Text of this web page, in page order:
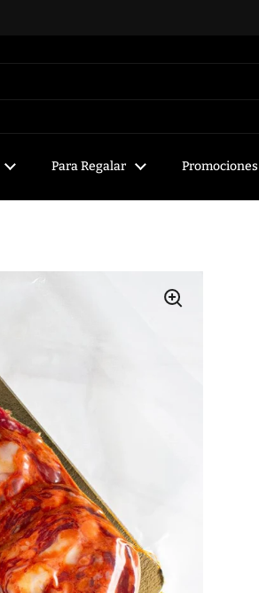
Para Regalar Promociones